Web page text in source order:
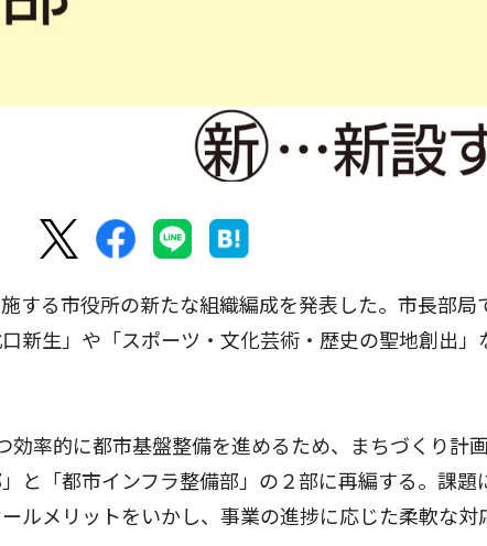
する市役所の新たな組織編成を発表した。市長部局
新生」や「スポーツ・文化芸術・歴史の聖地創出」
率的に都市基盤整備を進めるため、まちづくり計
と「都市インフラ整備部」の２部に再編する。課題
ルメリットをいかし、事業の進捗に応じた柔軟な対